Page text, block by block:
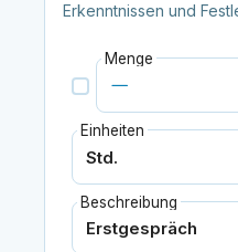
Erkenntnissen und
Menge
Einheiten
Beschreibung